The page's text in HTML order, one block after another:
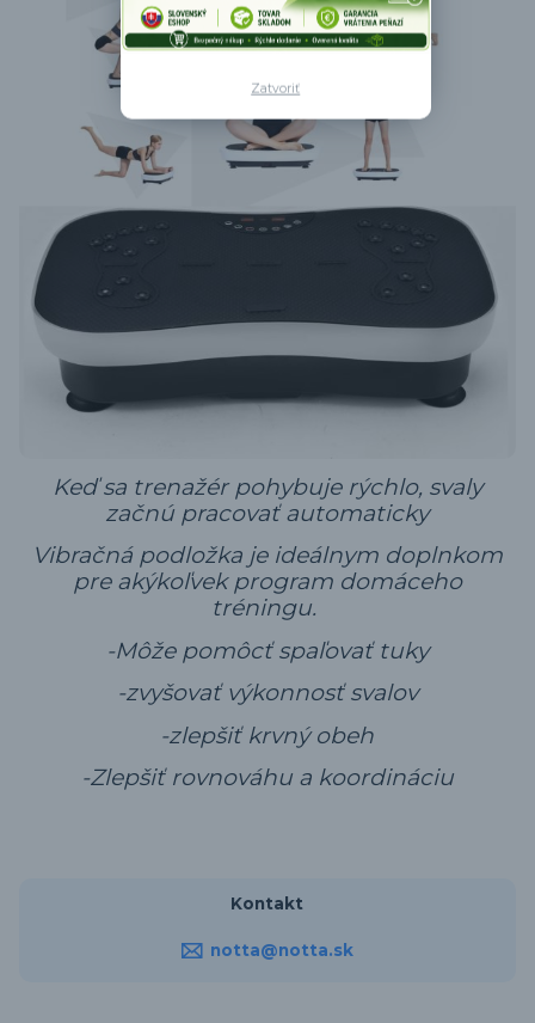
Keď sa trenažér pohybuje rýchlo, svaly
začnú pracovať automaticky
Vibračná podložka je ideálnym doplnkom
pre akýkoľvek program domáceho
tréningu.
-Môže pomôcť spaľovať tuky
-zvyšovať výkonnosť svalov
-zlepšiť krvný obeh
-Zlepšiť rovnováhu a koordináciu
Kontakt
notta@notta.sk
Zatvoriť